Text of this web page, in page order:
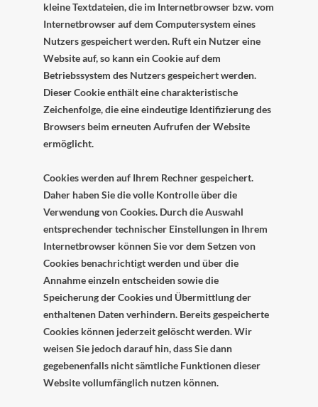
kleine Textdateien, die im Internetbrowser bzw. vom
Internetbrowser auf dem Computersystem eines
Nutzers gespeichert werden. Ruft ein Nutzer eine
Website auf, so kann ein Cookie auf dem
Betriebssystem des Nutzers gespeichert werden.
Dieser Cookie enthält eine charakteristische
Zeichenfolge, die eine eindeutige Identifizierung des
Browsers beim erneuten Aufrufen der Website
ermöglicht.
Cookies werden auf Ihrem Rechner gespeichert.
Daher haben Sie die volle Kontrolle über die
Verwendung von Cookies. Durch die Auswahl
entsprechender technischer Einstellungen in Ihrem
Internetbrowser können Sie vor dem Setzen von
Cookies benachrichtigt werden und über die
Annahme einzeln entscheiden sowie die
Speicherung der Cookies und Übermittlung der
enthaltenen Daten verhindern. Bereits gespeicherte
Cookies können jederzeit gelöscht werden. Wir
weisen Sie jedoch darauf hin, dass Sie dann
gegebenenfalls nicht sämtliche Funktionen dieser
Website vollumfänglich nutzen können.